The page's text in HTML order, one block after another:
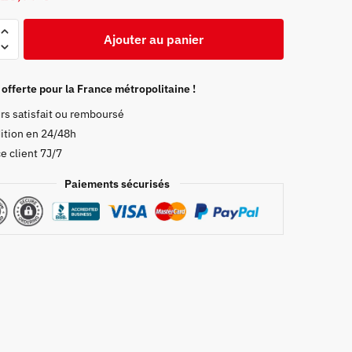
initial
était :
Ajouter au panier
pour la France métropolitaine !
satisfait ou remboursé
en 24/48h
client 7J/7
Paiements sécurisés